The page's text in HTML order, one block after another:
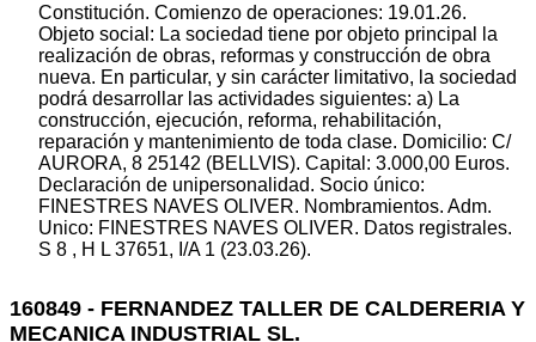
Constitución. Comienzo de operaciones: 19.01.26.
Objeto social: La sociedad tiene por objeto principal la
realización de obras, reformas y construcción de obra
nueva. En particular, y sin carácter limitativo, la sociedad
podrá desarrollar las actividades siguientes: a) La
construcción, ejecución, reforma, rehabilitación,
reparación y mantenimiento de toda clase. Domicilio: C/
AURORA, 8 25142 (BELLVIS). Capital: 3.000,00 Euros.
Declaración de unipersonalidad. Socio único:
FINESTRES NAVES OLIVER. Nombramientos. Adm.
Unico: FINESTRES NAVES OLIVER. Datos registrales.
S 8 , H L 37651, I/A 1 (23.03.26).
160849 - FERNANDEZ TALLER DE CALDERERIA Y
MECANICA INDUSTRIAL SL.